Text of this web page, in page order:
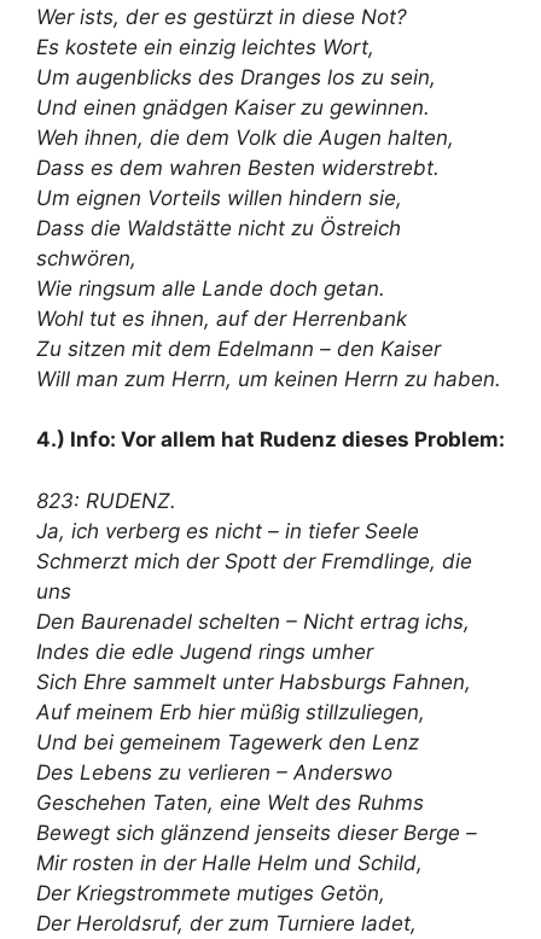
Wer ists, der es gestürzt in diese Not?
Es kostete ein einzig leichtes Wort,
Um augenblicks des Dranges los zu sein,
Und einen gnädgen Kaiser zu gewinnen.
Weh ihnen, die dem Volk die Augen halten,
Dass es dem wahren Besten widerstrebt.
Um eignen Vorteils willen hindern sie,
Dass die Waldstätte nicht zu Östreich
schwören,
Wie ringsum alle Lande doch getan.
Wohl tut es ihnen, auf der Herrenbank
Zu sitzen mit dem Edelmann – den Kaiser
Will man zum Herrn, um keinen Herrn zu haben.
4.) Info: Vor allem hat Rudenz dieses Problem:
823: RUDENZ.
Ja, ich verberg es nicht – in tiefer Seele
Schmerzt mich der Spott der Fremdlinge, die
uns
Den Baurenadel schelten – Nicht ertrag ichs,
Indes die edle Jugend rings umher
Sich Ehre sammelt unter Habsburgs Fahnen,
Auf meinem Erb hier müßig stillzuliegen,
Und bei gemeinem Tagewerk den Lenz
Des Lebens zu verlieren – Anderswo
Geschehen Taten, eine Welt des Ruhms
Bewegt sich glänzend jenseits dieser Berge –
Mir rosten in der Halle Helm und Schild,
Der Kriegstrommete mutiges Getön,
Der Heroldsruf, der zum Turniere ladet,